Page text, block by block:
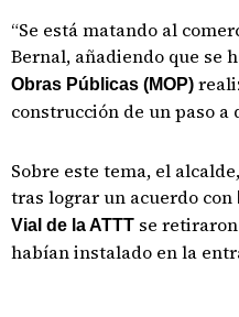
“Se está matando al
Bernal, añadiendo que se
Obras Públicas (MOP)
construcción de un paso a
Sobre este tema, el
tras lograr un acuerdo con
Vial de la ATTT se
habían instalado en la